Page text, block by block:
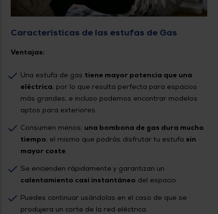
Características de las estufas de Gas
Ventajas:
Una estufa de gas tiene mayor potencia que una
eléctrica, por lo que resulta perfecta para espacios
más grandes, e incluso podemos encontrar modelos
aptos para exteriores.
Consumen menos; una bombona de gas dura mucho
tiempo, el mismo que podrás disfrutar tu estufa sin
mayor coste.
Se encienden rápidamente y garantizan un
calentamiento casi instantáneo del espacio.
Puedes continuar usándolas en el caso de que se
produjera un corte de la red eléctrica.